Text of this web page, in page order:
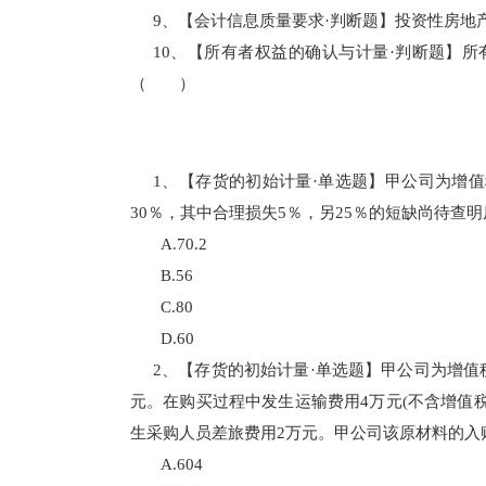
9、【会计信息质量要求·判断题】投资性房
10、【所有者权益的确认与计量·判断题】
（ ）
1、【存货的初始计量·单选题】甲公司为增
30％，其中合理损失5％，另25％的短缺尚待
A.70.2
B.56
C.80
D.60
2、【存货的初始计量·单选题】甲公司为增
元。在购买过程中发生运输费用4万元(不含增值
生采购人员差旅费用2万元。甲公司该原材料
A.604